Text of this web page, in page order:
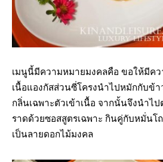
เมนูนี้มีความหมายมงคลคือ ขอให้มีค
เนื้อแองกัสส่วนซี่โครงนำไปหมักกับข้
กลิ่นเฉพาะตัวเข้าเนื้อ จากนั้นจึงนำไ
ราดด้วยซอสสูตรเฉพาะ กินคู่กับหมั่นโ
เป็นลายดอกไม้มงคล